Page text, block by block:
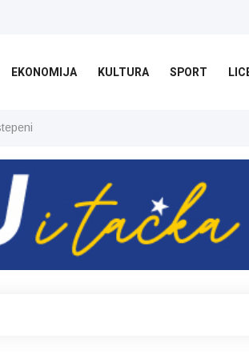
EKONOMIJA KULTURA SPORT